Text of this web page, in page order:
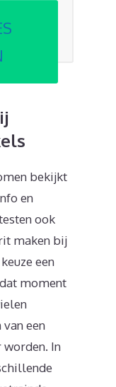
bekijkt
en
ook
maken bij
een
moment
een
worden. In